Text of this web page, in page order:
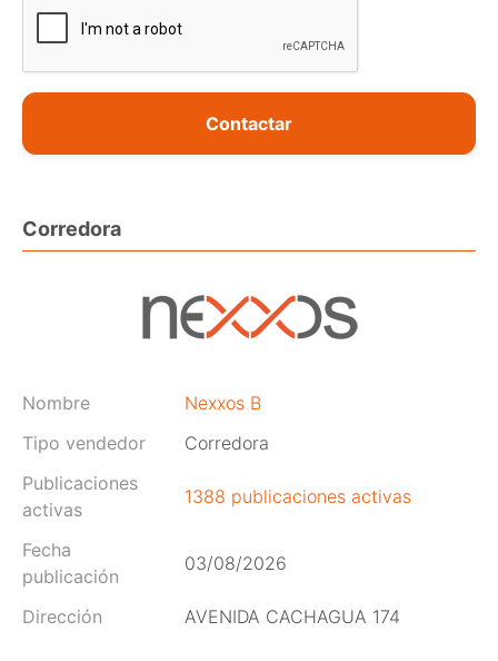
Contactar
Corredora
Nombre
Nexxos B
Tipo vendedor
Corredora
Publicaciones
activas
1388 publicaciones activas
Fecha
publicación
03/08/2026
Dirección AVENIDA CACHAGUA 174